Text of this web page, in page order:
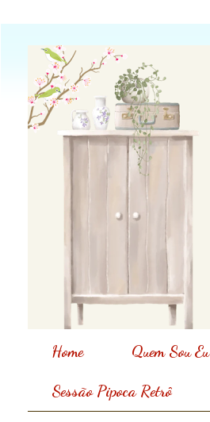
Home Quem Sou Eu
Sessão Pipoca Retrô